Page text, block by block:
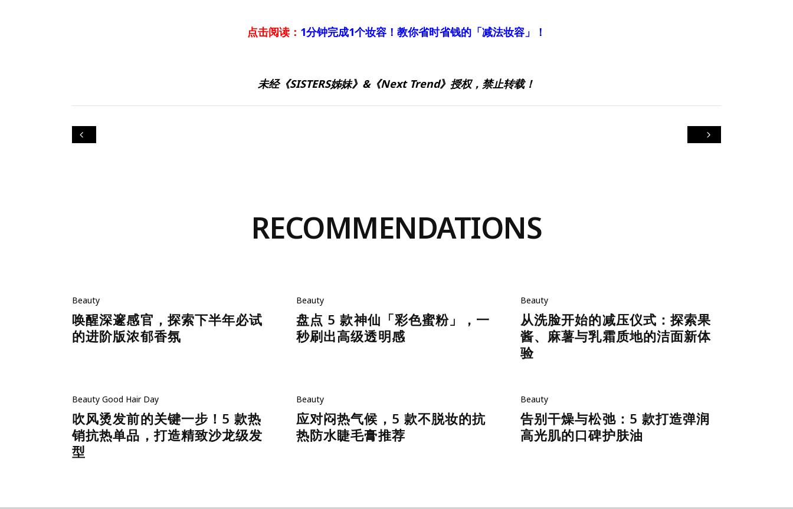
点击阅读： 1分钟完成1个妆容！教你省时省钱的「减法妆容」！
未经《SISTERS姊妹》&《Next Trend》授权，禁止转载！
RECOMMENDATIONS
Beauty
唤醒深邃感官，探索下半年必试
的进阶版浓郁香氛
Beauty
盘点 5 款神仙「彩色蜜粉」，一
秒刷出高级透明感
Beauty
从洗脸开始的减压仪式：探索果
酱、麻薯与乳霜质地的洁面新体
验
Beauty Good Hair Day
吹风烫发前的关键一步！5 款热
销抗热单品，打造精致沙龙级发
型
Beauty
应对闷热气候，5 款不脱妆的抗
热防水睫毛膏推荐
Beauty
告别干燥与松弛：5 款打造弹润
高光肌的口碑护肤油